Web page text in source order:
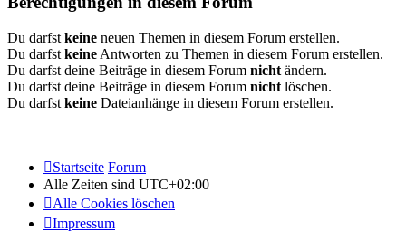
Du darfst keine neuen Themen in diesem Forum erstellen.
Du darfst keine Antworten zu Themen in diesem Forum erstellen.
Du darfst deine Beiträge in diesem Forum nicht ändern.
Du darfst deine Beiträge in diesem Forum nicht löschen.
Du darfst keine Dateianhänge in diesem Forum erstellen.
Startseite Forum
Alle Zeiten sind UTC+02:00
Alle Cookies löschen
Impressum